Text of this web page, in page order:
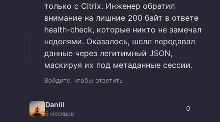
только с Citrix. Инженер обратил
внимание на лишние 200 байт в ответе
health-check, которые никто не замечал
неделями. Оказалось, шелл передавал
данные через легитимный JSON,
маскируя их под метаданные сессии.
Войдите, чтобы ответить
Daniil
6 месяцев
0